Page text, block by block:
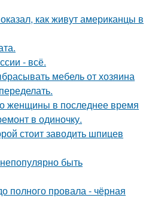
как живут американцы в
- всё.
мебель от хозяина
женщины в последнее время
в одиночку.
стоит заводить шпицев
быть
полного провала - чёрная